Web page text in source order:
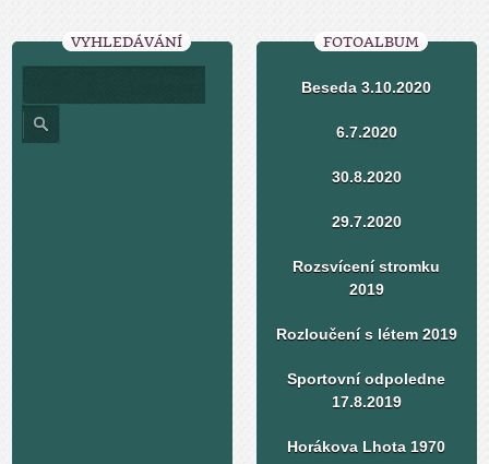
VYHLEDÁVÁNÍ FOTOALBUM
Beseda 3.10.2020
6.7.2020
30.8.2020
29.7.2020
Rozsvícení stromku
2019
Rozloučení s létem 2019
Sportovní odpoledne
17.8.2019
Horákova Lhota 1970